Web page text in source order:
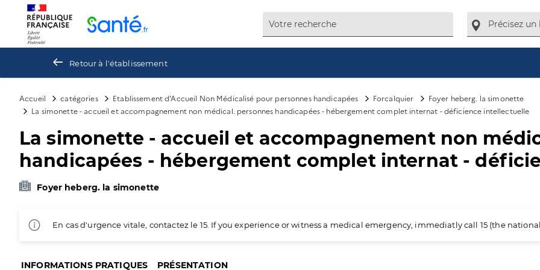
Retour à l'établissement
Accueil catégories Etablissement d'Accueil Non Médicalisé pour personnes handicapées Forcalquier
Foyer heberg. la simonette
La simonette - accueil et accompagnement non médical. personnes handicapées - hébergement complet internat - déficience intellectuelle
La simonette - accueil et accompagnement non
handicapées - hébergement complet internat -
Foyer heberg. la simonette
En cas d'urgence vitale, contactez le 15. If you experience or witness a medical emergency, immediatly call 15 (the
INFORMATIONS PRATIQUES PRÉSENTATION
Panneau de gestion des cookies